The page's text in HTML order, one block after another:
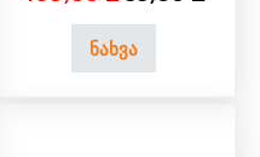
ნახვა